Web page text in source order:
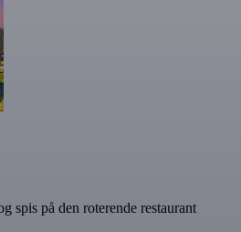
spis på den roterende restaurant